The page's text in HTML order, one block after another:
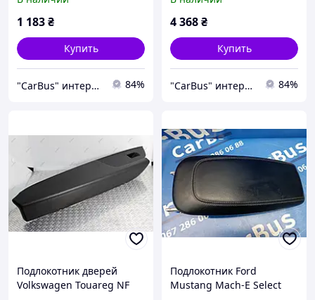
1 183₴
Купить
"CarBus" интернет-магазин запчастей 84%
LJ8BR044K78
4 368₴
Купить
"CarBus" интернет-магазин запчастей 84%
Подлокотник дверей
Volkswagen Touareg NF
Подлокотник Ford
Mustang Mach-E Select